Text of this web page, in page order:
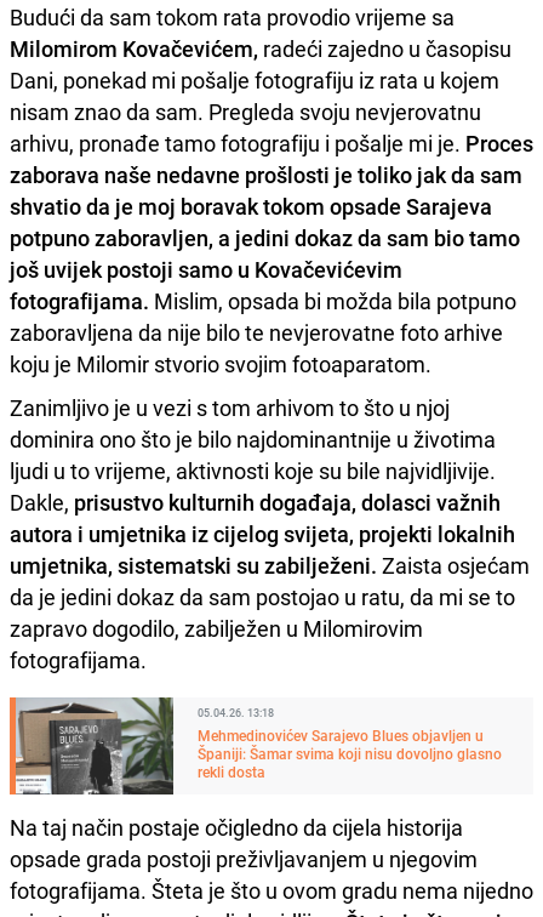
Budući da sam tokom rata provodio vrijeme sa
Milomirom Kovačevićem, radeći zajedno u časopisu
Dani, ponekad mi pošalje fotografiju iz rata u kojem
nisam znao da sam. Pregleda svoju nevjerovatnu
arhivu, pronađe tamo fotografiju i pošalje mi je. Proces
zaborava naše nedavne prošlosti je toliko jak da sam
shvatio da je moj boravak tokom opsade Sarajeva
potpuno zaboravljen, a jedini dokaz da sam bio tamo
još uvijek postoji samo u Kovačevićevim
fotografijama. Mislim, opsada bi možda bila potpuno
zaboravljena da nije bilo te nevjerovatne foto arhive
koju je Milomir stvorio svojim fotoaparatom.
Zanimljivo je u vezi s tom arhivom to što u njoj
dominira ono što je bilo najdominantnije u životima
ljudi u to vrijeme, aktivnosti koje su bile najvidljivije.
Dakle, prisustvo kulturnih događaja, dolasci važnih
autora i umjetnika iz cijelog svijeta, projekti lokalnih
umjetnika, sistematski su zabilježeni. Zaista osjećam
da je jedini dokaz da sam postojao u ratu, da mi se to
zapravo dogodilo, zabilježen u Milomirovim
fotografijama.
05.04.26. 13:18
Mehmedinovićev Sarajevo Blues objavljen u
Španiji: Šamar svima koji nisu dovoljno glasno
rekli dosta
Na taj način postaje očigledno da cijela historija
opsade grada postoji preživljavanjem u njegovim
fotografijama. Šteta je što u ovom gradu nema nijedno